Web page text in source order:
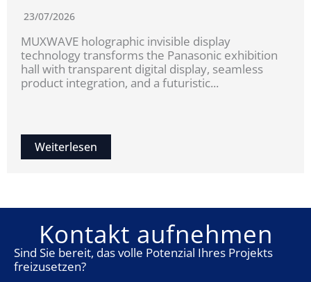
23/07/2026
MUXWAVE holographic invisible display
technology transforms the Panasonic exhibition
hall with transparent digital display, seamless
product integration, and a futuristic...
Weiterlesen
Kontakt aufnehmen
Sind Sie bereit, das volle Potenzial Ihres Projekts
freizusetzen?